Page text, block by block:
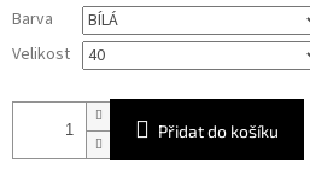
cena:
Barva
Velikost
Přidat do košíku